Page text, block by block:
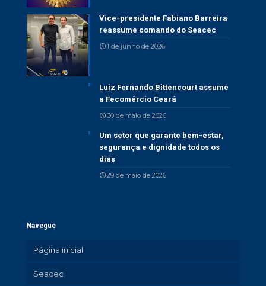
Vice-presidente Fabiano Barreira
reassume comando do Seacec
1 de junho de 2026
Luiz Fernando Bittencourt assume
a Fecomércio Ceará
30 de maio de 2026
Um setor que garante bem-estar,
segurança e dignidade todos os
dias
29 de maio de 2026
Navegue
Página inicial
Seacec